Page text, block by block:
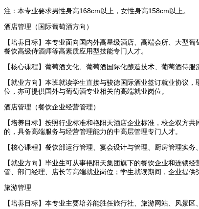
注：本专业要求男性身高168cm以上，女性身高158cm以上。
酒店管理（国际葡萄酒方向）
【培养目标】本专业面向国内外高星级酒店、高端会所、大型
餐饮高级侍酒师等高素质应用型技能专门人才。
【核心课程】葡萄酒文化、葡萄酒国际化酿造技术、葡萄酒侍
【就业方向】本班就读学生直接与骏德国际酒业签订就业协议
位，亦可提供国外与葡萄酒专业相关的高端就业岗位。
酒店管理（餐饮企业经营管理）
【培养目标】按照行业标准和艳阳天酒店企业标准，校企双方
的，具备高端服务与经营管理能力的中高层管理专门人才。
【核心课程】餐饮部运行管理、宴会设计与管理、厨房管理实
【就业方向】毕业生可从事艳阳天集团旗下的餐饮企业和连锁
管、部门经理、店长等高端就业岗位；学生就读期间，企业提供
旅游管理
【培养目标】本专业主要培养能胜任旅行社、旅游网站、风景